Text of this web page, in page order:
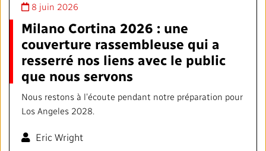
8 juin 2026
Milano Cortina 2026 : une
couverture rassembleuse qui a
resserré nos liens avec le public
que nous servons
Nous restons à l’écoute pendant notre préparation pour
Los Angeles 2028.
Eric Wright